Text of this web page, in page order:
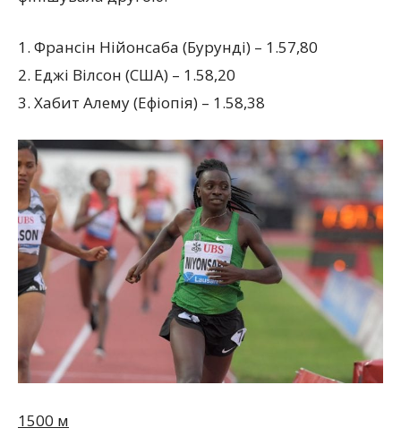
1. Франсін Нійонсаба (Бурунді) – 1.57,80
2. Еджі Вілсон (США) – 1.58,20
3. Хабит Алему (Ефіопія) – 1.58,38
1500 м